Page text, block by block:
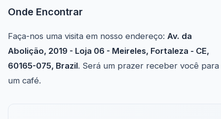
Onde Encontrar
Faça-nos uma visita em nosso endereço: Av. da
Abolição, 2019 - Loja 06 - Meireles, Fortaleza - CE,
60165-075, Brazil. Será um prazer receber você para
um café.